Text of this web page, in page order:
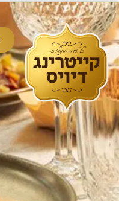
ע